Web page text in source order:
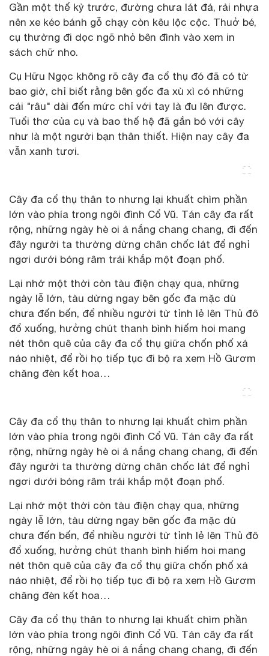
Gần một thế kỷ trước, đường chưa lát đá, rải nhựa
nên xe kéo bánh gỗ chạy còn kêu lộc cộc. Thuở bé,
cụ thường đi dọc ngõ nhỏ bên đình vào xem in
sách chữ nho.
Cụ Hữu Ngọc không rõ cây đa cổ thụ đó đã có từ
bao giờ, chỉ biết rằng bên gốc đa xù xì có những
cái "râu" dài đến mức chỉ với tay là đu lên được.
Tuổi thơ của cụ và bao thế hệ đã gắn bó với cây
như là một người bạn thân thiết. Hiện nay cây đa
vẫn xanh tươi.
Cây đa cổ thụ thân to nhưng lại khuất chìm phần
lớn vào phía trong ngôi đình Cổ Vũ. Tán cây đa rất
rộng, những ngày hè oi ả nắng chang chang, đi đến
đây người ta thường dừng chân chốc lát để nghỉ
ngơi dưới bóng râm trải khắp một đoạn phố.
Lại nhớ một thời còn tàu điện chạy qua, những
ngày lễ lớn, tàu dừng ngay bên gốc đa mặc dù
chưa đến bến, để nhiều người từ tỉnh lẻ lên Thủ đô
đổ xuống, hưởng chút thanh bình hiếm hoi mang
nét thôn quê của cây đa cổ thụ giữa chốn phố xá
náo nhiệt, để rồi họ tiếp tục đi bộ ra xem Hồ Gươm
chăng đèn kết hoa…
Cây đa cổ thụ thân to nhưng lại khuất chìm phần
lớn vào phía trong ngôi đình Cổ Vũ. Tán cây đa rất
rộng, những ngày hè oi ả nắng chang chang, đi đến
đây người ta thường dừng chân chốc lát để nghỉ
ngơi dưới bóng râm trải khắp một đoạn phố.
Lại nhớ một thời còn tàu điện chạy qua, những
ngày lễ lớn, tàu dừng ngay bên gốc đa mặc dù
chưa đến bến, để nhiều người từ tỉnh lẻ lên Thủ đô
đổ xuống, hưởng chút thanh bình hiếm hoi mang
nét thôn quê của cây đa cổ thụ giữa chốn phố xá
náo nhiệt, để rồi họ tiếp tục đi bộ ra xem Hồ Gươm
chăng đèn kết hoa…
Cây đa cổ thụ thân to nhưng lại khuất chìm phần
lớn vào phía trong ngôi đình Cổ Vũ. Tán cây đa rất
rộng, những ngày hè oi ả nắng chang chang, đi đến